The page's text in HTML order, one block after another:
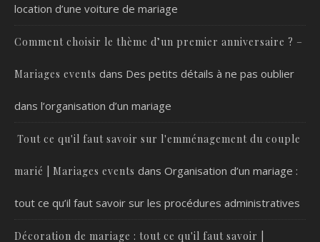
location d’une voiture de mariage
Comment choisir le thème d’un premier anniversaire ? –
Mariages events dans Des petits détails à ne pas oublier
dans l’organisation d’un mariage
Tout ce qu'il faut savoir sur l'emménagement du couple
marié | Mariages events dans Organisation d’un mariage :
tout ce qu’il faut savoir sur les procédures administratives
Décoration de mariage : tout ce qu'il faut savoir |